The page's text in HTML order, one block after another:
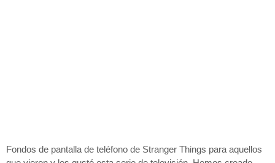
Fondos de pantalla de teléfono de Stranger Things para aquellos